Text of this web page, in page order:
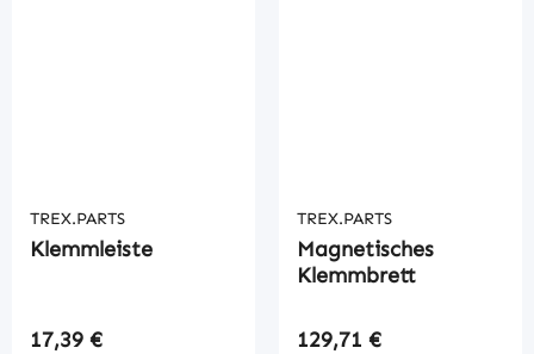
TREX.PARTS
Klemmleiste
Regulärer Preis:
17,39 €
TREX.PARTS
Magnetisches
Klemmbrett
Regulärer Preis:
129,71 €